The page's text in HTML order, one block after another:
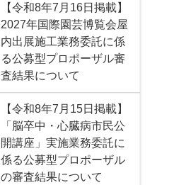
【令和8年7月16日掲載】
2027年国際園芸博覧会屋
内出展施工業務委託に係
る公募型プロポーザル審
査結果について
【令和8年7月15日掲載】
「脳卒中・心臓病市民公
開講座」実施業務委託に
係る公募型プロポーザル
の審査結果について